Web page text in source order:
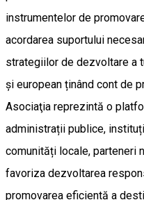
instrumentelor de
acordarea suportului
strategiilor de dezvoltare a
și european ținând cont de
Asociaţia reprezintă o
administrații publice,
comunități locale, parteneri
favoriza dezvoltarea
promovarea eficientă a